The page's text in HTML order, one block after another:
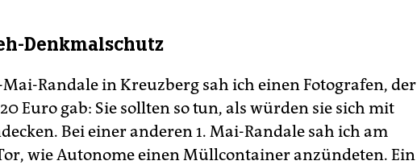
Denkmalschutz
Mai-Randale in Kreuzberg sah ich einen Fotografen, der
Euro gab: Sie sollten so tun, als würden sie sich mit
Bei einer anderen 1. Mai-Randale sah ich am
wie Autonome einen Müllcontainer anzündeten. Ein